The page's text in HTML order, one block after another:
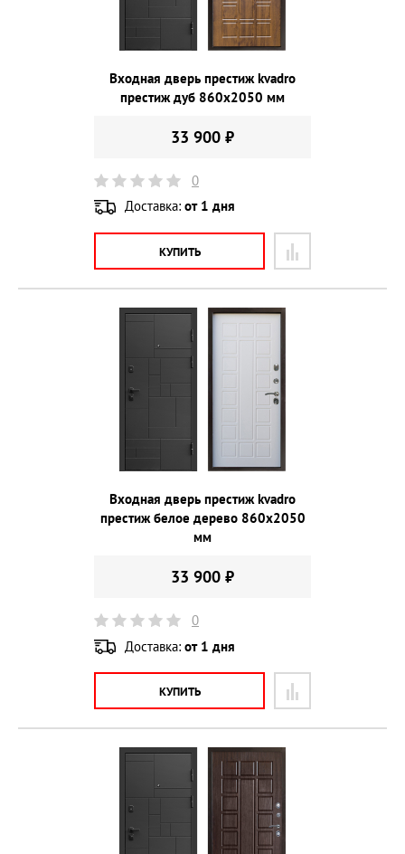
Входная дверь престиж kvadro
престиж дуб 860х2050 мм
33 900 ₽
0
Доставка: от 1 дня
КУПИТЬ
Входная дверь престиж kvadro
престиж белое дерево 860х2050
мм
33 900 ₽
0
Доставка: от 1 дня
КУПИТЬ